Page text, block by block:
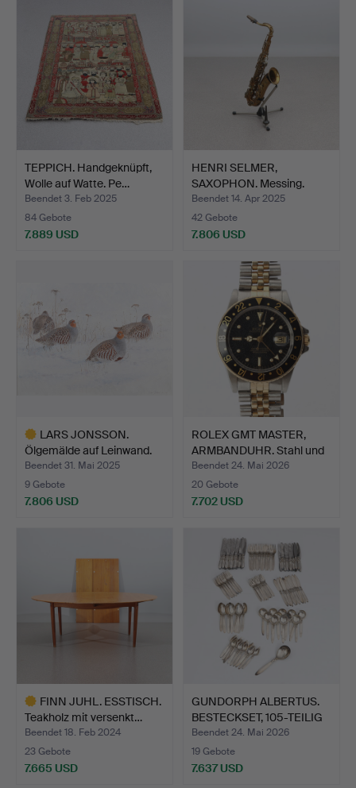
TEPPICH. Handgeknüpft,
Wolle auf Watte. Pe…
Beendet 3. Feb 2025
84 Gebote
7.889 USD
HENRI SELMER,
SAXOPHON. Messing.
Frankreic…
Beendet 14. Apr 2025
42 Gebote
7.806 USD
LARS JONSSON.
Ölgemälde auf Leinwand.
Rebh…
Beendet 31. Mai 2025
9 Gebote
7.806 USD
ROLEX GMT MASTER,
ARMBANDUHR. Stahl und
Go…
Beendet 24. Mai 2026
20 Gebote
7.702 USD
FINN JUHL. ESSTISCH.
Teakholz mit versenkt…
Beendet 18. Feb 2024
23 Gebote
7.665 USD
GUNDORPH ALBERTUS.
BESTECKSET, 105-TEILIG
…
Beendet 24. Mai 2026
19 Gebote
7.637 USD